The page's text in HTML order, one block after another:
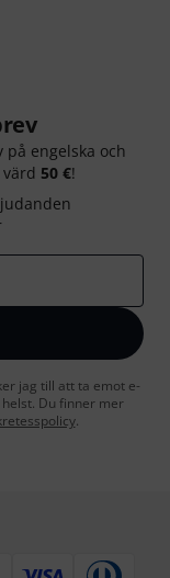
engelska och
värd 50 €!
jag till att ta emot e-
Du finner mer
.